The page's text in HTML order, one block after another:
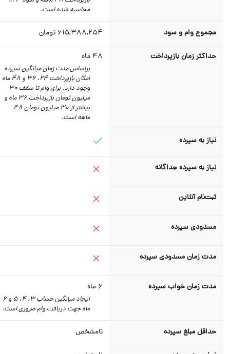
محاسبه شده است.
مجموع وام و سود 615,388,254تومان
حداکثر زمان بازپرداخت ماه
براساس مدت زمان میانگین سپرده
امکان بازپرداخت 24، 36 و 48 ماه
وجود دارد. برای وام تا سقف 30
میلیون تومان بازپرداخت 36 ماه و
بیشتر از 30 میلیون تومان 48
ماهه است.
نیاز به سپرده
نیاز به سپرده جداگانه
ثبت‌نام آنلاین
مسدودی سپرده
مدت زمان مسدودی سپرده
مدت زمان خواب سپرده ماه
ایجاد میانگین حساب 3، 4، 5 و 6
ماه جهت دریافت وام ضروری است.
حداقل مبلغ سپرده نامشخص